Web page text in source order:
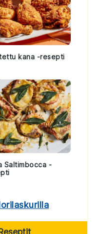
kana -resepti
Saltimbocca -